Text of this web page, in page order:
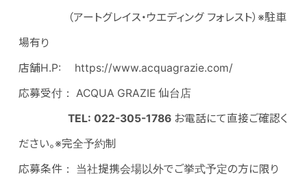
（アートグレイス・ウエディング フォレスト）※駐車
場有り
店舗H.P: https://www.acquagrazie.com/
応募受付： ACQUA GRAZIE 仙台店
TEL: 022-305-1786 お電話にて直接ご確認く
ださい。※完全予約制
応募条件： 当社提携会場以外でご挙式予定の方に限り